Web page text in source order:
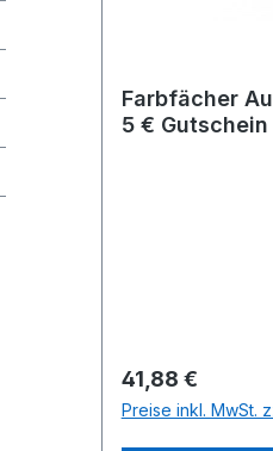
Farbfächer
5 € Gutschein
Regulärer Preis:
41,88 €
Preise inkl. MwSt.